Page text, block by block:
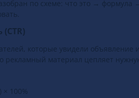
по схеме: что это →
(CTR)
которые увидели объявление
рекламный материал цепляет